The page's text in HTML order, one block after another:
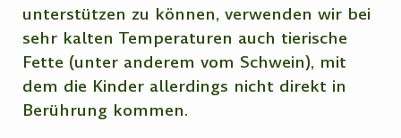
unterstützen zu können, verwenden wir bei
sehr kalten Temperaturen auch tierische
Fette (unter anderem vom Schwein), mit
dem die Kinder allerdings nicht direkt in
Berührung kommen.